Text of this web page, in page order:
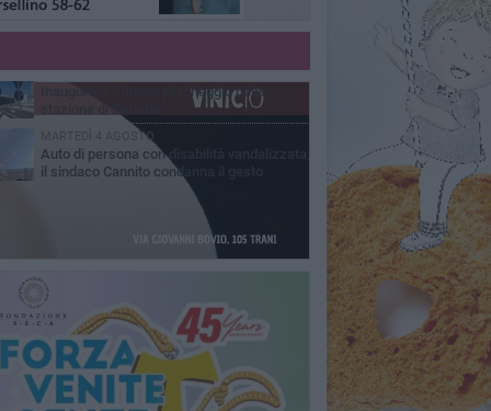
DOMENICA 2 AGOSTO
Beni confiscati alla mafia. Nasce il servizio
VENERDÌ 31 LUGLIO
Inaugurato il nuovo parcheggio nella
MARTEDÌ 4 AGOSTO
Auto di persona con disabilità vandalizzata,
il sindaco Cannito condanna il gesto